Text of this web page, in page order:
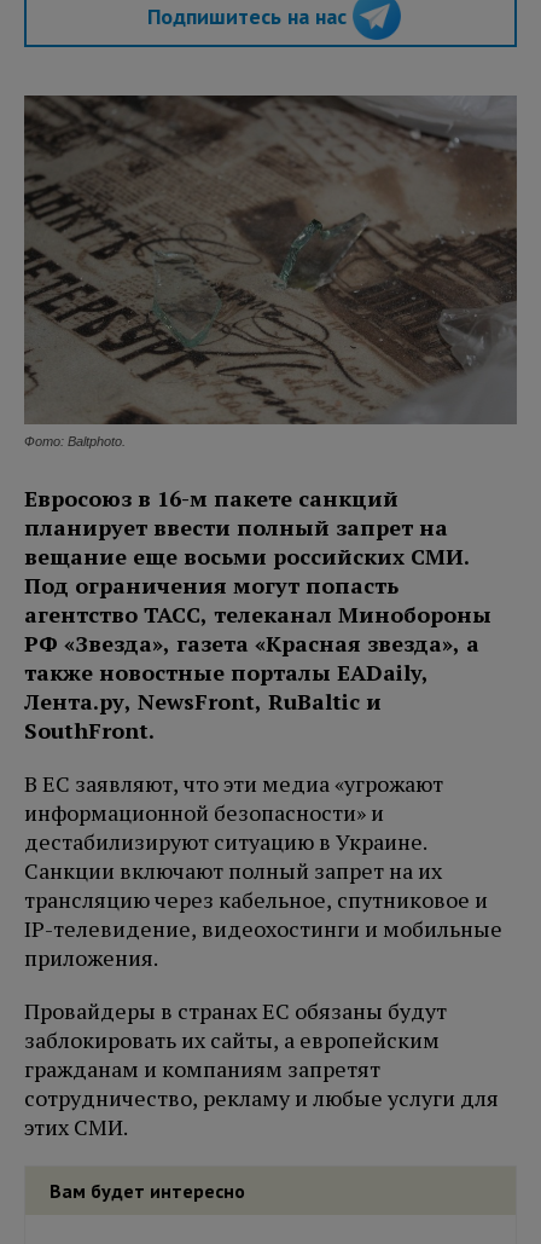
Подпишитесь на нас
Фото: Baltphoto.
Евросоюз в 16-м пакете санкций
планирует ввести полный запрет на
вещание еще восьми российских СМИ.
Под ограничения могут попасть
агентство ТАСС, телеканал Минобороны
РФ «Звезда», газета «Красная звезда», а
также новостные порталы EADaily,
Лента.ру, NewsFront, RuBaltic и
SouthFront.
В ЕС заявляют, что эти медиа «угрожают
информационной безопасности» и
дестабилизируют ситуацию в Украине.
Санкции включают полный запрет на их
трансляцию через кабельное, спутниковое и
IP-телевидение, видеохостинги и мобильные
приложения.
Провайдеры в странах ЕС обязаны будут
заблокировать их сайты, а европейским
гражданам и компаниям запретят
сотрудничество, рекламу и любые услуги для
этих СМИ.
Вам будет интересно